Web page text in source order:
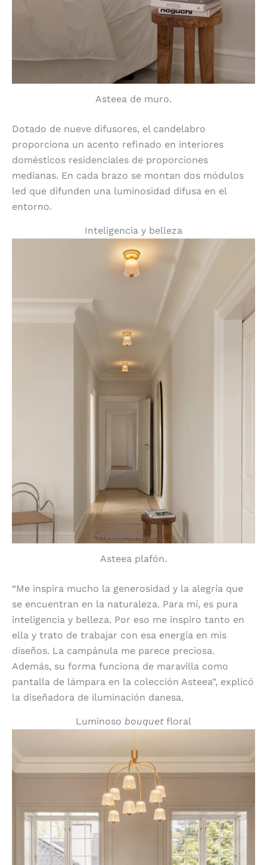
Asteea de muro.
Dotado de nueve difusores, el candelabro
proporciona un acento refinado en interiores
domésticos residenciales de proporciones
medianas. En cada brazo se montan dos módulos
led que difunden una luminosidad difusa en el
entorno.
Inteligencia y belleza
Asteea plafón.
“Me inspira mucho la generosidad y la alegría que
se encuentran en la naturaleza. Para mí, es pura
inteligencia y belleza. Por eso me inspiro tanto en
ella y trato de trabajar con esa energía en mis
diseños. La campánula me parece preciosa.
Además, su forma funciona de maravilla como
pantalla de lámpara en la colección Asteea”, explicó
la diseñadora de iluminación danesa.
Luminoso bouquetfloral